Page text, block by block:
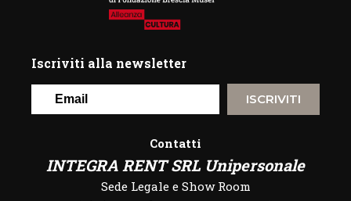
Iscriviti alla newsletter
ISCRIVITI
Contatti
INTEGRA RENT SRL Unipersonale
Sede Legale e Show Room